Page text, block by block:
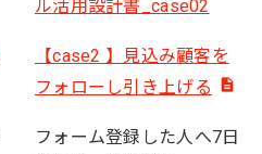
【case2 】見込み顧客を
フォローし引き上げる
フォーム登録した人へ7日